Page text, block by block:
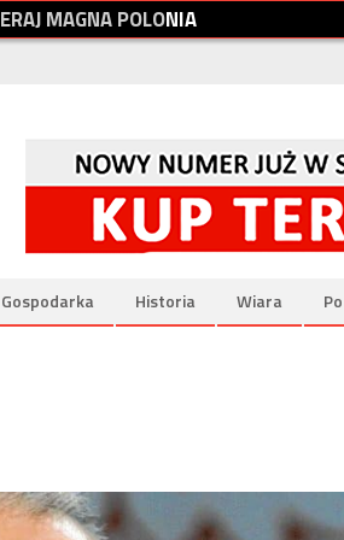
ERAJMAGNAPOLONIA
Gospodarka Historia Wiara